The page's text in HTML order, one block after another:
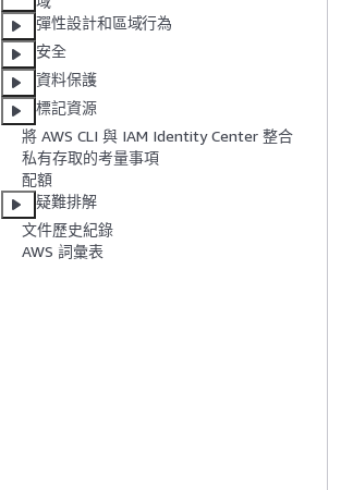
彈性設計和區域行為
安全
資料保護
標記資源
將 AWS CLI 與 IAM Identity Center 整合
私有存取的考量事項
配額
疑難排解
文件歷史紀錄
AWS 詞彙表